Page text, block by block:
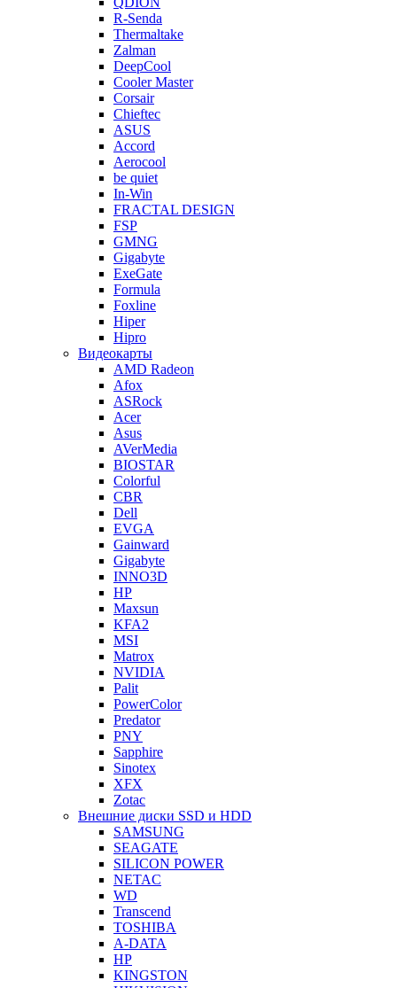
R-Senda
Thermaltake
Zalman
DeepCool
Cooler Master
Corsair
Chieftec
ASUS
Accord
Aerocool
be quiet
In-Win
FRACTAL DESIGN
FSP
GMNG
Gigabyte
ExeGate
Formula
Foxline
Hiper
Hipro
Видеокарты
AMD Radeon
Afox
ASRock
Acer
Asus
AVerMedia
BIOSTAR
Colorful
CBR
Dell
EVGA
Gainward
Gigabyte
INNO3D
HP
Maxsun
KFA2
MSI
Matrox
NVIDIA
Palit
PowerColor
Predator
PNY
Sapphire
Sinotex
XFX
Zotac
Внешние диски SSD и HDD
SAMSUNG
SEAGATE
SILICON POWER
NETAC
WD
Transcend
TOSHIBA
A-DATA
HP
KINGSTON